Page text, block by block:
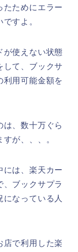
たためにエラー
すよ。
が使えない状態
して、ブックサ
利用可能金額を
は、数十万ぐら
が、、、。
には、楽天カー
、ブックサプラ
なっている人
店で利用した楽